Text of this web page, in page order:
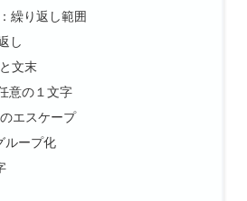
繰り返し範囲
し
文末
意の１文字
エスケープ
ループ化